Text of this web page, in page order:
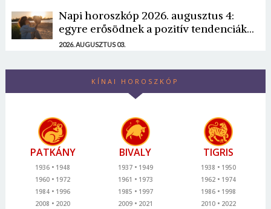
Napi horoszkóp 2026. augusztus 4:
egyre erősödnek a pozitív tendenciák...
2026. AUGUSZTUS 03.
KÍNAI HOROSZKÓP
PATKÁNY
1936
1948
1960
1972
1984
1996
2008
2020
BIVALY
1937
1949
1961
1973
1985
1997
2009
2021
TIGRIS
1938
1950
1962
1974
1986
1998
2010
2022